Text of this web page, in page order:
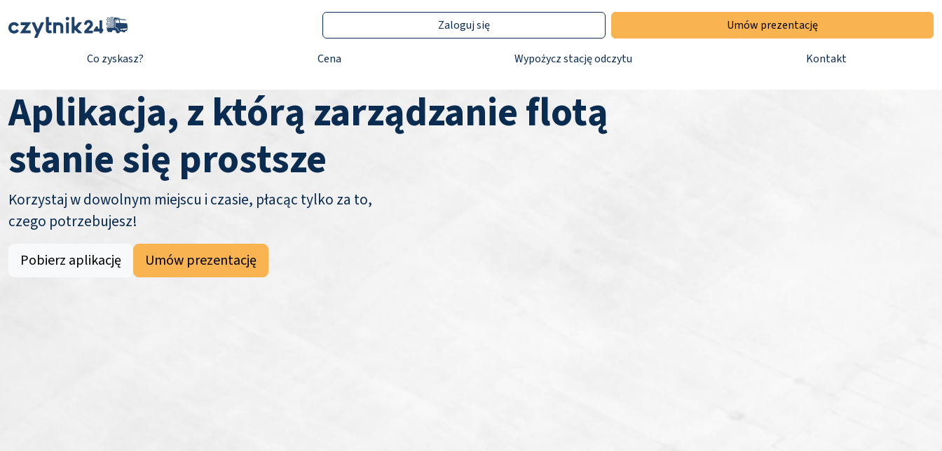
Co zyskasz? Cena Wypożycz stację odczytu Kontakt
Zaloguj się Umów prezentację
Aplikacja, z którą zarządzanie flotą
stanie się prostsze
Korzystaj w dowolnym miejscu i czasie, płacąc tylko za to,
czego potrzebujesz!
Pobierz aplikację Umów prezentację